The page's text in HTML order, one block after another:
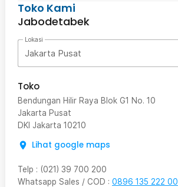
Toko Kami
Jabodetabek
Lokasi
Jakarta Pusat
Toko
Bendungan Hilir Raya Blok G1 No. 10
Jakarta Pusat
DKI Jakarta 10210
Lihat google maps
Telp : (021) 39 700 200
Whatsapp Sales / COD : 0896 135 222 00